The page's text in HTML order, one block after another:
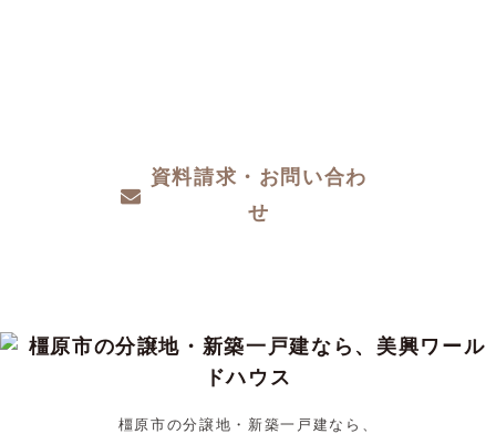
資料請求・お問い合わ
せ
橿原市の分譲地・新築一戸建なら、